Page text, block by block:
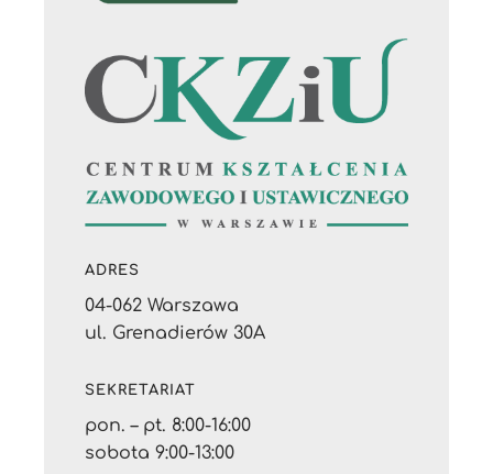
ADRES
04-062 Warszawa
ul. Grenadierów 30A
SEKRETARIAT
pon. – pt. 8:00-16:00
sobota 9:00-13:00